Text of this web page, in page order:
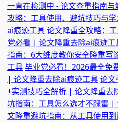
一直在检测中 - 论文查重指南与
攻略：工具使用、避坑技巧与
ai痕迹工具论文降重全攻略：
党必看 | 论文降重去除ai痕迹工
指南：6大维度教你安全降重
工具毕业党必看！2026最全免
| 论文降重去除ai痕迹工具论文
+实测技巧全解析 | 论文降重去
坑指南：工具怎么选才不踩雷 |
文降重避坑指南：从工具使用